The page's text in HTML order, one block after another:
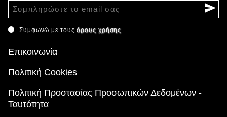
Συμφωνώ με τουςόρους χρήσης
Επικοινωνία
Πολιτική Cookies
Πολιτική Προστασίας Προσωπικών Δεδομένων -
Ταυτότητα